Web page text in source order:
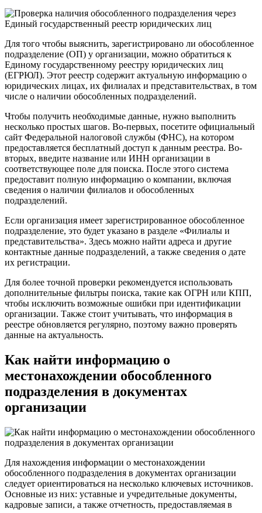
Для того чтобы выяснить, зарегистрировано ли обособленное
подразделение (ОП) у организации, можно обратиться к
Единому государственному реестру юридических лиц
(ЕГРЮЛ). Этот реестр содержит актуальную информацию о
юридических лицах, их филиалах и представительствах, в том
числе о наличии обособленных подразделений.
Чтобы получить необходимые данные, нужно выполнить
несколько простых шагов. Во-первых, посетите официальный
сайт Федеральной налоговой службы (ФНС), на котором
предоставляется бесплатный доступ к данным реестра. Во-
вторых, введите название или ИНН организации в
соответствующее поле для поиска. После этого система
предоставит полную информацию о компании, включая
сведения о наличии филиалов и обособленных
подразделений.
Если организация имеет зарегистрированное обособленное
подразделение, это будет указано в разделе «Филиалы и
представительства». Здесь можно найти адреса и другие
контактные данные подразделений, а также сведения о дате
их регистрации.
Для более точной проверки рекомендуется использовать
дополнительные фильтры поиска, такие как ОГРН или КПП,
чтобы исключить возможные ошибки при идентификации
организации. Также стоит учитывать, что информация в
реестре обновляется регулярно, поэтому важно проверять
данные на актуальность.
Как найти информацию о
местонахождении обособленного
подразделения в документах
организации
Для нахождения информации о местонахождении
обособленного подразделения в документах организации
следует ориентироваться на несколько ключевых источников.
Основные из них: уставные и учредительные документы,
кадровые записи, а также отчетность, предоставляемая в